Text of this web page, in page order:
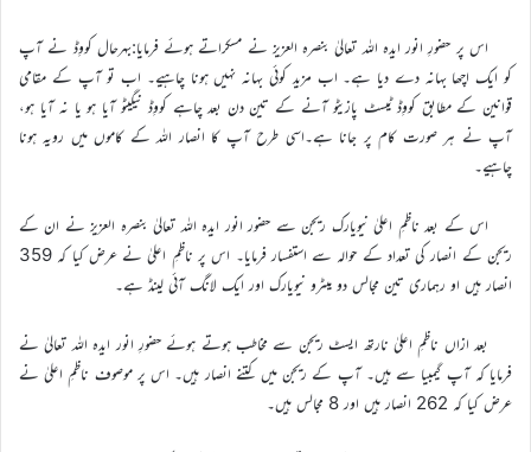
اس پر حضورِ انور ایدہ اللہ تعالیٰ بنصرہ العزیز نے مسکراتے ہوئے فرمایا:بہرحال کووِڈ نے آپ
کو ایک اچھا بہانہ دے دیا ہے۔ اب مزید کوئی بہانہ نہیں ہونا چاہیے۔ اب تو آپ کے مقامی
قوانین کے مطابق کووِڈ ٹیسٹ پازیٹو آنے کے تین دن بعد چاہے کووِڈ نیگیٹو آیا ہو یا نہ آیا ہو،
آپ نے ہر صورت کام پر جانا ہے۔اسی طرح آپ کا انصار اللہ کے کاموں میں رویہ ہونا
چاہیے۔
اس کے بعد ناظمِ اعلیٰ نیویارک ریجن سے حضور انور ایدہ اللہ تعالیٰ بنصرہ العزیز نے ان کے
ریجن کے انصار کی تعداد کے حوالہ سے استفسار فرمایا۔ اس پر ناظمِ اعلیٰ نے عرض کیا کہ 359
انصار ہیں او رہماری تین مجالس دو میٹرو نیویارک اور ایک لانگ آئی لینڈ ہے۔
بعد ازاں ناظمِ اعلیٰ نارتھ ایسٹ ریجن سے مخاطب ہوتے ہوئے حضورِ انور ایدہ اللہ تعالیٰ نے
فرمایا کہ آپ گیمبیا سے ہیں۔ آپ کے ریجن میں کتنے انصار ہیں۔ اس پر موصوف ناظمِ اعلیٰ نے
عرض کیا کہ 262 انصار ہیں اور 8 مجالس ہیں۔